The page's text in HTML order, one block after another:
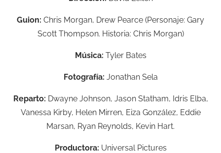
Guion: Chris Morgan, Drew Pearce (Personaje: Gary
Scott Thompson. Historia: Chris Morgan)
Música: Tyler Bates
Fotografía: Jonathan Sela
Reparto: Dwayne Johnson, Jason Statham, Idris Elba,
Vanessa Kirby, Helen Mirren, Eiza González, Eddie
Marsan, Ryan Reynolds, Kevin Hart.
Productora: Universal Pictures